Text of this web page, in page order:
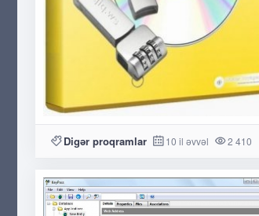
Digər proqramlar 10 il əvvəl 2 410